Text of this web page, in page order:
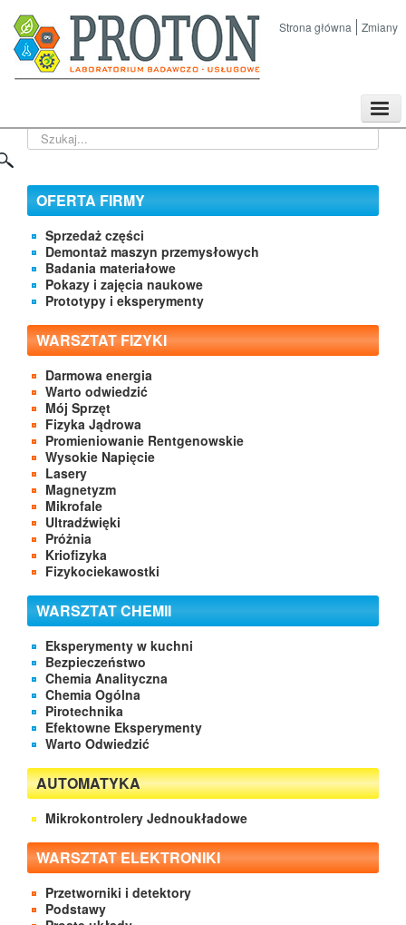
Strona główna Zmiany
Kontakt
Szukaj...
OFERTA FIRMY
Sprzedaż części
Demontaż maszyn przemysłowych
Badania materiałowe
Pokazy i zajęcia naukowe
Prototypy i eksperymenty
WARSZTAT FIZYKI
Darmowa energia
Warto odwiedzić
Mój Sprzęt
Fizyka Jądrowa
Promieniowanie Rentgenowskie
Wysokie Napięcie
Lasery
Magnetyzm
Mikrofale
Ultradźwięki
Próżnia
Kriofizyka
Fizykociekawostki
WARSZTAT CHEMII
Eksperymenty w kuchni
Bezpieczeństwo
Chemia Analityczna
Chemia Ogólna
Pirotechnika
Efektowne Eksperymenty
Warto Odwiedzić
AUTOMATYKA
Mikrokontrolery Jednoukładowe
WARSZTAT ELEKTRONIKI
Przetworniki i detektory
Podstawy